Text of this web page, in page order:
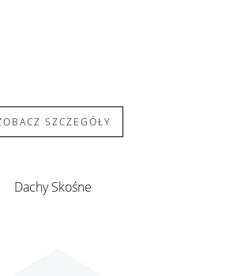
SZCZEGÓŁY
Dachy Skośne